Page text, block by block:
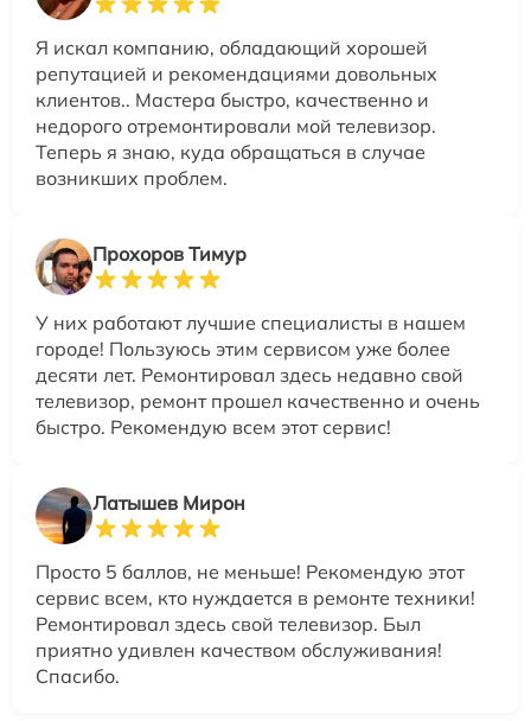
Я искал компанию, обладающий хорошей
репутацией и рекомендациями довольных
клиентов.. Мастера быстро, качественно и
недорого отремонтировали мой телевизор.
Теперь я знаю, куда обращаться в случае
возникших проблем.
Прохоров Тимур
У них работают лучшие специалисты в нашем
городе! Пользуюсь этим сервисом уже более
десяти лет. Ремонтировал здесь недавно свой
телевизор, ремонт прошел качественно и очень
быстро. Рекомендую всем этот сервис!
Латышев Мирон
Просто 5 баллов, не меньше! Рекомендую этот
сервис всем, кто нуждается в ремонте техники!
Ремонтировал здесь свой телевизор. Был
приятно удивлен качеством обслуживания!
Спасибо.